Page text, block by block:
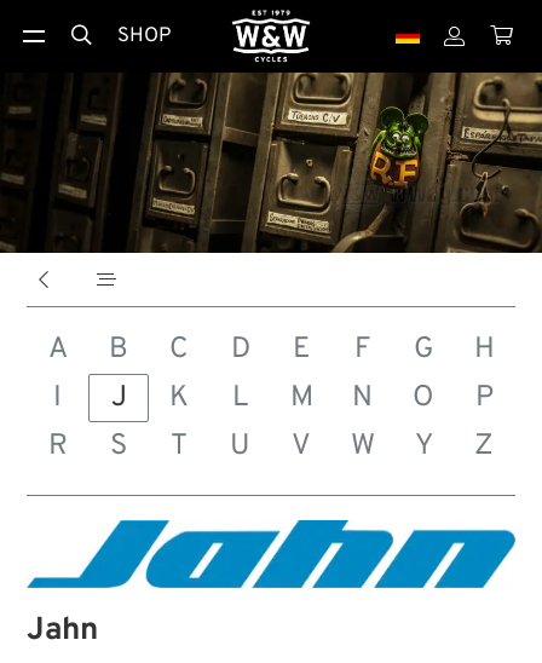
 SHOP  
 
A B C D E F G
H
I
J K L M N O
P
R
S T U V W Y Z
Jahn